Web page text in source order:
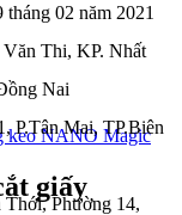
keo NANO Magic
giấy
02 năm 2021
Thi, KP. Nhất
Nai
P.Tân Mai, TP.Biên
Phường 14,